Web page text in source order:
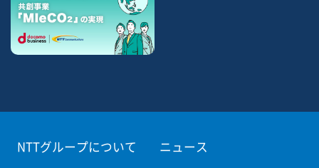
NTTグループについて ニュース